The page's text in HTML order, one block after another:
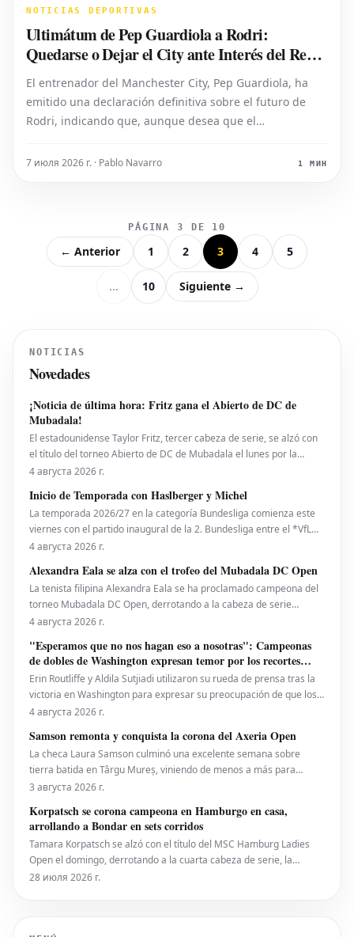
NOTICIAS DEPORTIVAS
Ultimátum de Pep Guardiola a Rodri:
Quedarse o Dejar el City ante Interés del Real
Madrid
El entrenador del Manchester City, Pep Guardiola, ha
emitido una declaración definitiva sobre el futuro de
Rodri, indicando que, aunque desea que el
no está contento. Guardiola abordó los recientes
7 июля 2026 г. · Pablo Navarro 1 МИН
PÁGINA 3 DE 10
← Anterior 1 2 3 4 5
... 10 Siguiente →
NOTICIAS
Novedades
¡Noticia de última hora: Fritz gana el Abierto de DC de
Mubadala!
El estadounidense Taylor Fritz, tercer cabeza de serie, se alzó con
el título del torneo Abierto de DC de Mubadala el lunes por la
noche, tras derrotar al español Rafael Jodar por 7-6 (2), 6-4. Este es
10 del ranking mundial, habí
4 августа 2026 г.
Inicio de Temporada con Haslberger y Michel
La temporada 2026/27 en la categoría Bundesliga comienza este
viernes con el partido inaugural de la 2. Bundesliga entre el *VfL
Bochum* y el *Hertha BSC*. El encuentro será dirigido por
y **Martin Speckner**. **Tom Bauer** eje
4 августа 2026 г.
Alexandra Eala se alza con el trofeo del Mubadala DC Open
La tenista filipina Alexandra Eala se ha proclamado campeona del
torneo Mubadala DC Open, derrotando a la cabeza de serie
número uno, la estadounidense Jessica Pegula, con un marcador
puesto 28 del ranking mundial, demostró su
4 августа 2026 г.
"Esperamos que no nos hagan eso a nosotras": Campeonas
de dobles de Washington expresan temor por los recortes
propuestos por la ATP que se extienden a la WTA
Erin Routliffe y Aldila Sutjiadi utilizaron su rueda de prensa tras la
victoria en Washington para expresar su preocupación de que los
recortes propuestos por la ATP en dobles puedan llegar
iniciativa separada de la ATP para colocar
4 августа 2026 г.
Samson remonta y conquista la corona del Axeria Open
La checa Laura Samson culminó una excelente semana sobre
tierra batida en Târgu Mureș, viniendo de menos a más para
derrotar a la máxima favorita, la española Kaitlin Quevedo, por 2-6,
Intaro Sport. El evento WTA 125 en Rumanía viv
3 августа 2026 г.
Korpatsch se corona campeona en Hamburgo en casa,
arrollando a Bondar en sets corridos
Tamara Korpatsch se alzó con el título del MSC Hamburg Ladies
Open el domingo, derrotando a la cuarta cabeza de serie, la
húngara Anna Bondar, por 6-3, 6-3 en la final. Con esta victoria,
28 июля 2026 г.